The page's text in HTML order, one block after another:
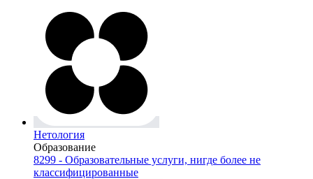
Нетология
Образование
8299 - Образовательные услуги, нигде более не
классифицированные